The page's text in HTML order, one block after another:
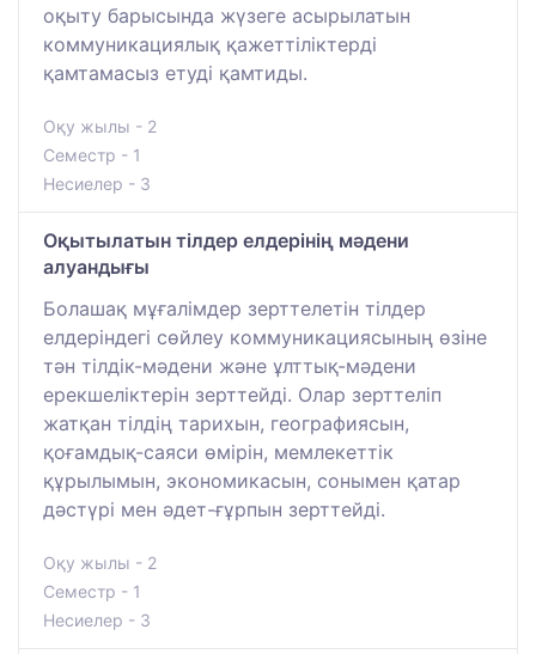
оқыту барысында жүзеге асырылатын
коммуникациялық қажеттіліктерді
қамтамасыз етуді қамтиды.
Оқу жылы - 2
Семестр - 1
Несиелер - 3
Оқытылатын тілдер елдерінің мәдени
алуандығы
Болашақ мұғалімдер зерттелетін тілдер
елдеріндегі сөйлеу коммуникациясының өзіне
тән тілдік-мәдени және ұлттық-мәдени
ерекшеліктерін зерттейді. Олар зерттеліп
жатқан тілдің тарихын, географиясын,
қоғамдық-саяси өмірін, мемлекеттік
құрылымын, экономикасын, сонымен қатар
дәстүрі мен әдет-ғұрпын зерттейді.
Оқу жылы - 2
Семестр - 1
Несиелер - 3